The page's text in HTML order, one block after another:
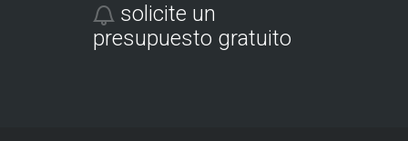
solicite un
presupuesto gratuito